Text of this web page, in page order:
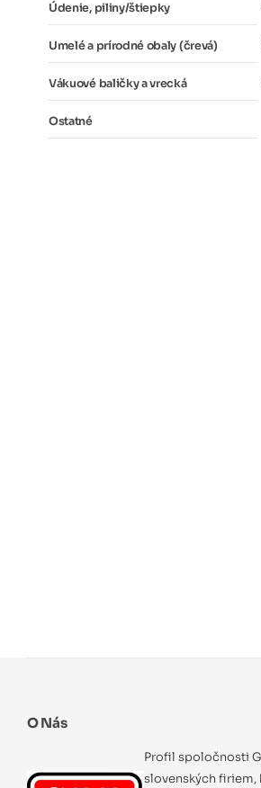
Údenie, piliny/štiepky
Umelé a prírodné obaly (črevá)
Vákuové baličky a vrecká
Ostatné
O Nás
Profil spoločnosti
slovenských firiem,